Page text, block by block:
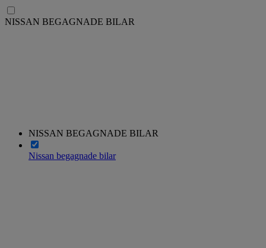
NISSAN BEGAGNADE BILAR
NISSAN BEGAGNADE BILAR
Nissan begagnade bilar